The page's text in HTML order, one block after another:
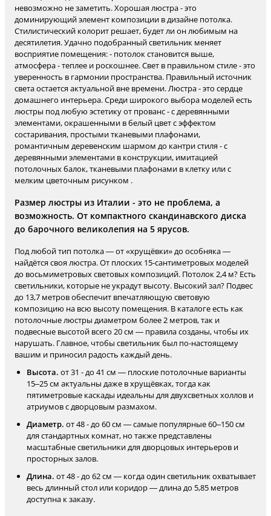
невозможно не заметить. Хорошая люстра - это
доминирующий элемент композиции в дизайне потолка.
Стилистический колорит решает, будет ли он любимым на
десятилетия. Удачно подобранный светильник меняет
восприятие помещения: - потолок становится выше,
атмосфера - теплее и роскошнее. Свет в правильном стиле - это
уверенность в гармонии пространства. Правильный источник
света остается актуальной вне времени. Люстра - это сердце
домашнего интерьера. Среди широкого выбора моделей есть
люстры под любую эстетику от прованс - с деревянными
элементами, окрашенными в белый цвет с эффектом
состаривания, простыми тканевыми плафонами,
романтичным деревенским шармом до кантри стиля - с
деревянными элементами в конструкции, имитацией
потолочных балок, тканевыми плафонами в клетку или с
мелким цветочным рисунком .
Размер люстры из Италии - это не проблема, а
возможность. От компактного скандинавского диска
до барочного великолепия на 5 ярусов.
Под любой тип потолка — от «хрущёвки» до особняка —
найдётся своя люстра. От плоских 15-сантиметровых моделей
до восьмиметровых световых композиций. Потолок 2,4 м? Есть
светильники, которые не украдут высоту. Высокий зал? Подвес
до 13,7 метров обеспечит впечатляющую световую
композицию на всю высоту помещения. В каталоге есть как
потолочные люстры диаметром более 2 метров, так и
подвесные высотой всего 20 см — правила созданы, чтобы их
нарушать. Главное, чтобы светильник был по-настоящему
вашим и приносил радость каждый день.
Высота. от 31 - до 41 см — плоские потолочные варианты
15–25 см актуальны даже в хрущёвках, тогда как
пятиметровые каскады идеальны для двухсветных холлов и
атриумов с дворцовым размахом.
Диаметр. от 48 - до 60 см — самые популярные 60–150 см
для стандартных комнат, но также представлены
масштабные светильники для дворцовых интерьеров и
просторных залов.
Длина. от 48 - до 62 см — когда один светильник охватывает
весь длинный стол или коридор — длина до 5,85 метров
доступна к заказу.